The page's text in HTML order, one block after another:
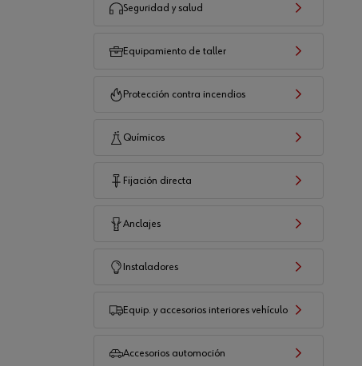
Seguridad y salud
Equipamiento de taller
Protección contra incendios
Químicos
Fijación directa
Anclajes
Instaladores
Equip. y accesorios interiores vehículo
Accesorios automoción